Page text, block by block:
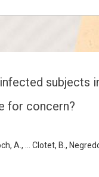
subjects
for concern?
A., … Clotet, B.,